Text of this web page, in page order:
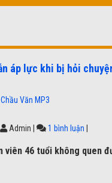
áp lực khi bị hỏi
Văn MP3
Admin 1 bình luận
viên 46 tuổi không quen